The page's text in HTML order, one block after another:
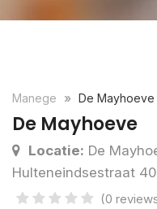
Manege De Mayhoeve
De Mayhoeve
Locatie: De
Hulteneindsestraat
(0